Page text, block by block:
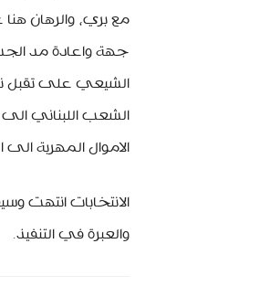
مع بري، والرهان
جهة واعادة مد
الشيعي على تقبل
الشعب اللبناني
الاموال المهربة الى
الانتخابات انتهت
والعبرة في التنفيذ.